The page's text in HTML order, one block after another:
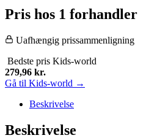
Pris hos 1 forhandler
Uafhængig prissammenligning
Bedste pris Kids-world
279,96 kr.
Gå til Kids-world →
Beskrivelse
Beskrivelse